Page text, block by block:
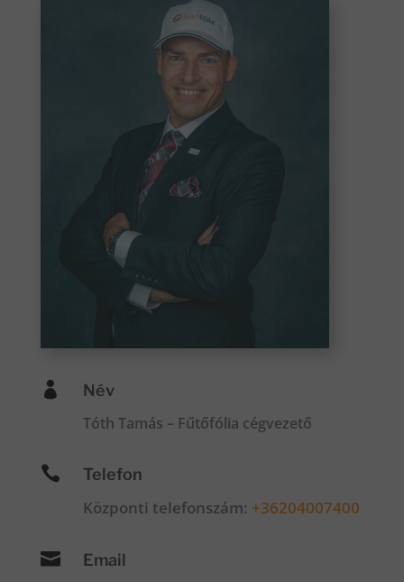
 Név
Tóth Tamás – Fűtőfólia cégvezető
 Telefon
Központi telefonszám: +36204007400
 Email